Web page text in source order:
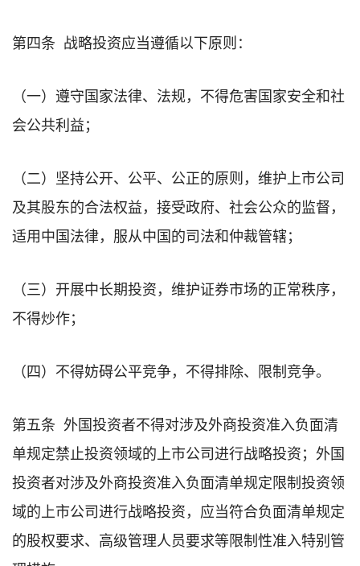
第四条 战略投资应当遵循以下原则：
（一）遵守国家法律、法规，不得危害国家安全和社
会公共利益；
（二）坚持公开、公平、公正的原则，维护上市公司
及其股东的合法权益，接受政府、社会公众的监督，
适用中国法律，服从中国的司法和仲裁管辖；
（三）开展中长期投资，维护证券市场的正常秩序，
不得炒作；
（四）不得妨碍公平竞争，不得排除、限制竞争。
第五条 外国投资者不得对涉及外商投资准入负面清
单规定禁止投资领域的上市公司进行战略投资；外国
投资者对涉及外商投资准入负面清单规定限制投资领
域的上市公司进行战略投资，应当符合负面清单规定
的股权要求、高级管理人员要求等限制性准入特别管